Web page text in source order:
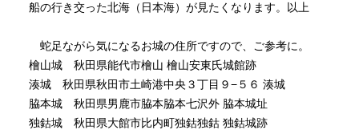
船の行き交った北海（日本海）が見たくなります。以上
蛇足ながら気になるお城の住所ですので、ご参考に。
檜山城 秋田県能代市檜山 檜山安東氏城館跡
湊城 秋田県秋田市土崎港中央３丁目９−５６ 湊城
脇本城 秋田県男鹿市脇本脇本七沢外 脇本城址
独鈷城 秋田県大館市比内町独鈷独鈷 独鈷城跡